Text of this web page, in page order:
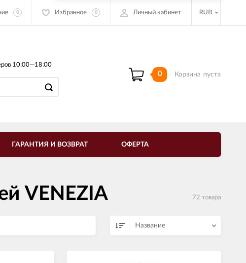
0 Избранное 0 Личный кабинет RUB
10:00—18:00
0 Корзина пуста
ГАРАНТИЯ И ВОЗВРАТ ОФЕРТА
VENEZIA 72 товара
Название